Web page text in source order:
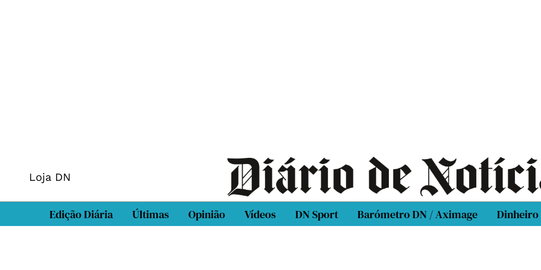
Loja DN
Edição Diária Últimas Opinião Vídeos DN Sport Barómetro DN / Aximage Dinheiro